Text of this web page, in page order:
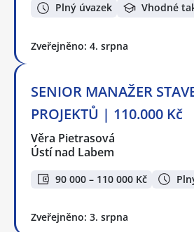
Plný úvazek Vhodné
Zveřejněno: 4. srpna
SENIOR MANAŽER
PROJEKTŮ | 110.000 Kč
Věra Pietrasová
Ústí nad Labem
90 000 – 110 000 Kč
Zveřejněno: 3. srpna